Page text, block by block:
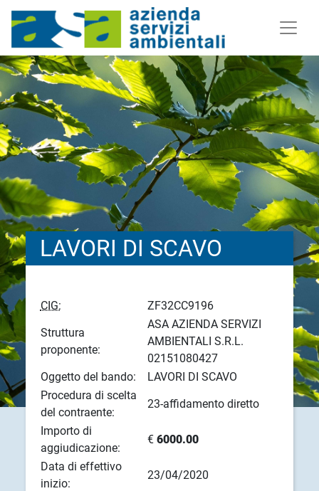
LAVORI DI SCAVO
CIG:
ZF32CC9196
Struttura
proponente:
ASA AZIENDA SERVIZI
AMBIENTALI S.R.L.
02151080427
Oggetto del bando:
LAVORI DI SCAVO
Procedura di scelta
del contraente:
23-affidamento diretto
Importo di
aggiudicazione:
€ 6000.00
Data di effettivo
inizio:
23/04/2020